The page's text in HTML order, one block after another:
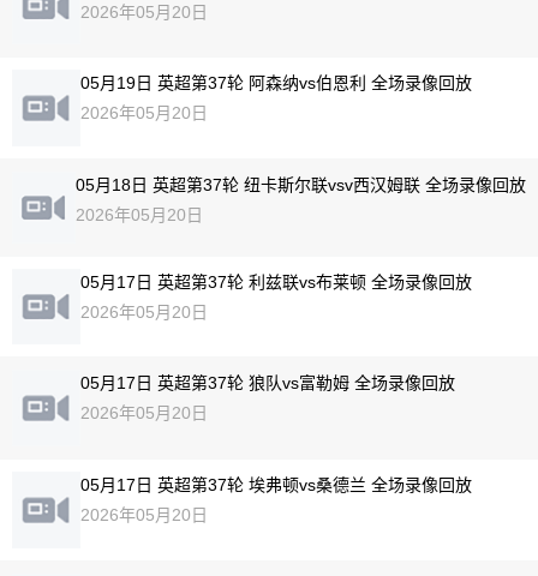
2026年05月20日
05月19日 英超第37轮 阿森纳vs伯恩利 全场录像回放
2026年05月20日
05月18日 英超第37轮 纽卡斯尔联vsv西汉姆联 全场录像回放
2026年05月20日
05月17日 英超第37轮 利兹联vs布莱顿 全场录像回放
2026年05月20日
05月17日 英超第37轮 狼队vs富勒姆 全场录像回放
2026年05月20日
05月17日 英超第37轮 埃弗顿vs桑德兰 全场录像回放
2026年05月20日